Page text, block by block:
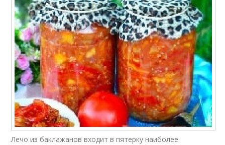
Лечо из баклажанов входит в пятерку наиболее